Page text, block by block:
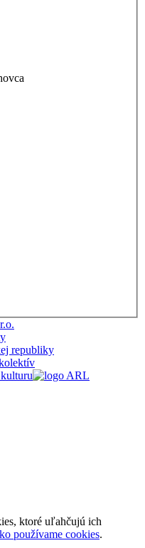
ktoré uľahčujú ich
používame cookies.